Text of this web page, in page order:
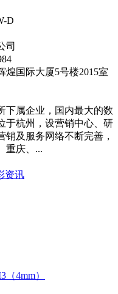
D
司
煌国际大厦5号楼2015室
下属企业，国内最大的数
于杭州，设营销中心、研
及服务网络不断完善，
重庆、...
资讯